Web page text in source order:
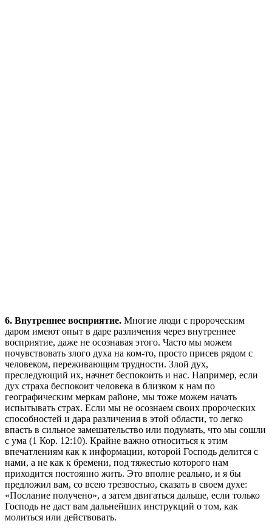
6. Внутреннее восприятие. Многие люди с пророческим
даром имеют опыт в даре различения через внутреннее
восприятие, даже не осознавая этого. Часто мы можем
почувствовать злого духа на ком-то, просто присев рядом с
человеком, переживающим трудности. Злой дух,
преследующий их, начнет беспокоить и нас. Например, если
дух страха беспокоит человека в близком к нам по
географическим меркам районе, мы тоже можем начать
испытывать страх. Если мы не осознаем своих пророческих
способностей и дара различения в этой области, то легко
впасть в сильное замешательство или подумать, что мы сошли
с ума (1 Кор. 12:10). Крайне важно относиться к этим
впечатлениям как к информации, которой Господь делится с
нами, а не как к бремени, под тяжестью которого нам
приходится постоянно жить. Это вполне реально, и я бы
предложил вам, со всею трезвостью, сказать в своем духе:
«Послание получено», а затем двигаться дальше, если только
Господь не даст вам дальнейших инструкций о том, как
молиться или действовать.